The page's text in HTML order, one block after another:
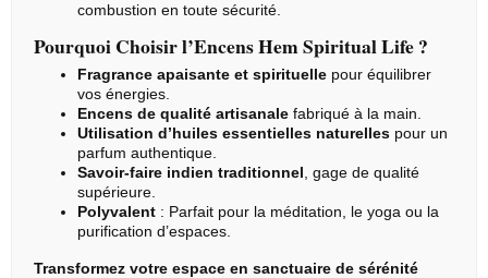
combustion en toute sécurité.
Pourquoi Choisir l’Encens Hem Spiritual Life ?
Fragrance apaisante et spirituelle pour équilibrer
vos énergies.
Encens de qualité artisanale fabriqué à la main.
Utilisation d’huiles essentielles naturelles pour un
parfum authentique.
Savoir-faire indien traditionnel , gage de qualité
supérieure.
Polyvalent : Parfait pour la méditation, le yoga ou la
purification d’espaces.
Transformez votre espace en sanctuaire de sérénité